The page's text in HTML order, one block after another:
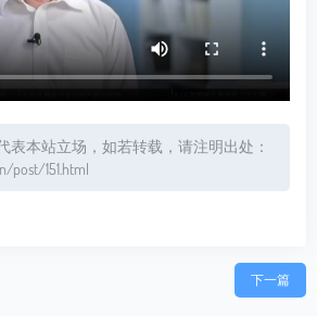
表本站立场，如若转载，请注明出处：
post/151.html
下一篇